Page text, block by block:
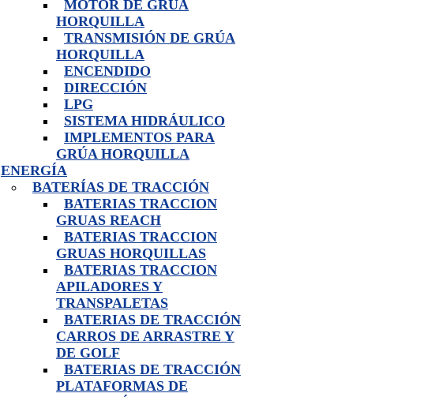
MOTOR DE GRÚA
HORQUILLA
TRANSMISIÓN DE GRÚA
HORQUILLA
ENCENDIDO
DIRECCIÓN
LPG
SISTEMA HIDRÁULICO
IMPLEMENTOS PARA
GRÚA HORQUILLA
ENERGÍA
BATERÍAS DE TRACCIÓN
BATERIAS TRACCION
GRUAS REACH
BATERIAS TRACCION
GRUAS HORQUILLAS
BATERIAS TRACCION
APILADORES Y
TRANSPALETAS
BATERIAS DE TRACCIÓN
CARROS DE ARRASTRE Y
DE GOLF
BATERIAS DE TRACCIÓN
PLATAFORMAS DE